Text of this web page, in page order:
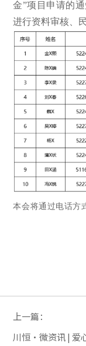
金”项目申请的
进行资料审核、
本会将通过电话方
上一篇：
川恒·微资讯 | 爱